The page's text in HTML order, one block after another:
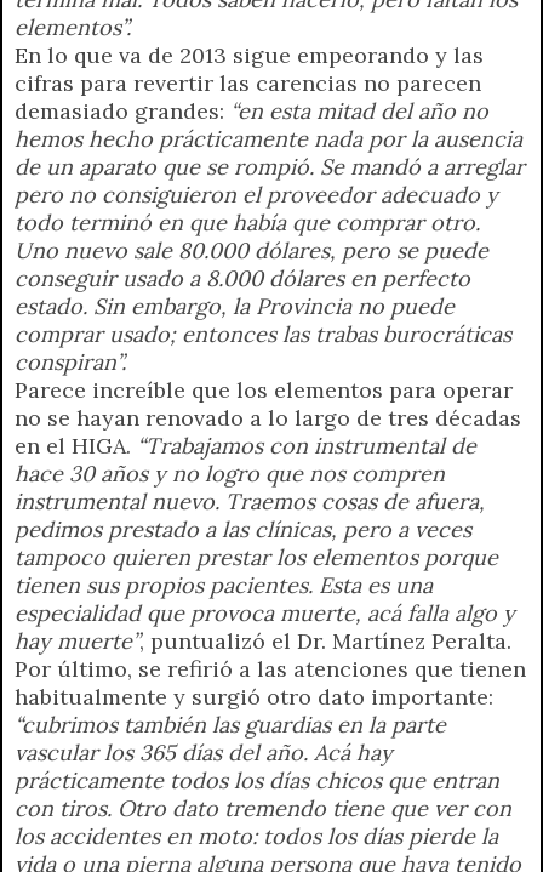
elementos”.
En lo que va de 2013 sigue empeorando y las
cifras para revertir las carencias no parecen
demasiado grandes: “en esta mitad del año no
hemos hecho prácticamente nada por la ausencia
de un aparato que se rompió. Se mandó a arreglar
pero no consiguieron el proveedor adecuado y
todo terminó en que había que comprar otro.
Uno nuevo sale 80.000 dólares, pero se puede
conseguir usado a 8.000 dólares en perfecto
estado. Sin embargo, la Provincia no puede
comprar usado; entonces las trabas burocráticas
conspiran”.
Parece increíble que los elementos para operar
no se hayan renovado a lo largo de tres décadas
en el HIGA. “Trabajamos con instrumental de
hace 30 años y no logro que nos compren
instrumental nuevo. Traemos cosas de afuera,
pedimos prestado a las clínicas, pero a veces
tampoco quieren prestar los elementos porque
tienen sus propios pacientes. Esta es una
especialidad que provoca muerte, acá falla algo y
hay muerte”, puntualizó el Dr. Martínez Peralta.
Por último, se refirió a las atenciones que tienen
habitualmente y surgió otro dato importante:
“cubrimos también las guardias en la parte
vascular los 365 días del año. Acá hay
prácticamente todos los días chicos que entran
con tiros. Otro dato tremendo tiene que ver con
los accidentes en moto: todos los días pierde la
vida o una pierna alguna persona que haya tenido